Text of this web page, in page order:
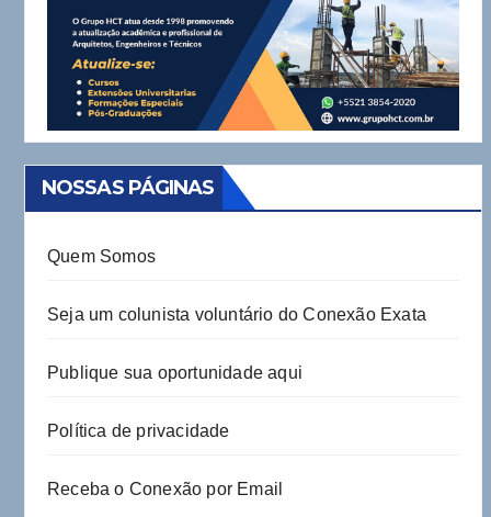
NOSSAS PÁGINAS
Quem Somos
Seja um colunista voluntário do Conexão Exata
Publique sua oportunidade aqui
Política de privacidade
Receba o Conexão por Email